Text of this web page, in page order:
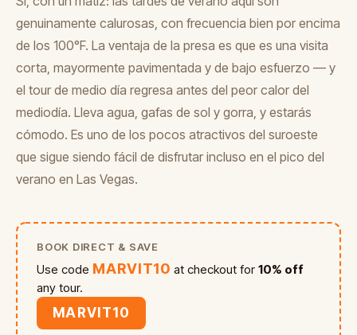
genuinamente calurosas, con frecuencia bien por encima
de los 100°F. La ventaja de la presa es que es una visita
corta, mayormente pavimentada y de bajo esfuerzo — y
el tour de medio día regresa antes del peor calor del
mediodía. Lleva agua, gafas de sol y gorra, y estarás
cómodo. Es uno de los pocos atractivos del suroeste
que sigue siendo fácil de disfrutar incluso en el pico del
verano en Las Vegas.
BOOK DIRECT & SAVE
Use code MARVIT10 at checkout for10% off
any tour.
MARVIT10